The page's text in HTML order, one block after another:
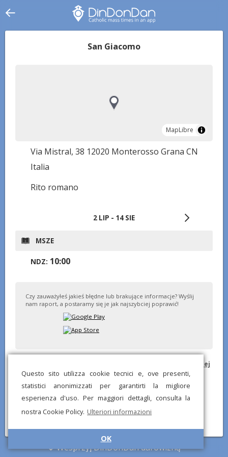
Questo sito utilizza cookie tecnici e, ove presenti,
statistici anonimizzati per garantirti la migliore
esperienza d'uso. Per maggiori dettagli, consulta la
nostra Cookie Policy. Ulteriori informazioni
OK
San Giacomo
MapLibre
MapLibre
Via Mistral, 38 12020 Monterosso Grana CN
Italia
Rito romano
2 LIP - 14 SIE
MSZE
NDZ: 10:00
Czy zauważyłeś jakieś błędne lub brakujące informacje? Wyślij
nam raport, a postaramy się je jak najszybciej poprawić!
Dodaj do swojej
strony internetowej
Wesprzyj DinDonDan darowizną